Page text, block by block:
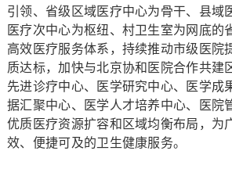
引领、省级区域医疗中心为骨干、县域
医疗次中心为枢纽、村卫生室为网底的
高效医疗服务体系，持续推动市级医院
质达标，加快与北京协和医院合作共建
先进诊疗中心、医学研究中心、医学成
据汇聚中心、医学人才培养中心、医院
优质医疗资源扩容和区域均衡布局，为
效、便捷可及的卫生健康服务。